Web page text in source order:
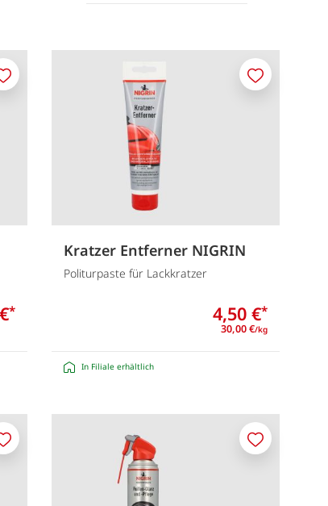
*
Merken
Kratzer Entferner NIGRIN
Politurpaste für Lackkratzer
4,50 €*
30,00 €/kg
In Filiale erhältlich
Merken
Merken Merken